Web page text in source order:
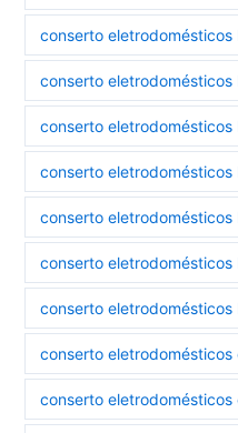
conserto eletrodomésticos
conserto
conserto eletrodomésticos
conserto eletrodomésticos
conserto eletrodomésticos
conserto eletrodomésticos
conserto eletrodomésticos
conserto eletrodomésticos
conserto eletrodomésticos